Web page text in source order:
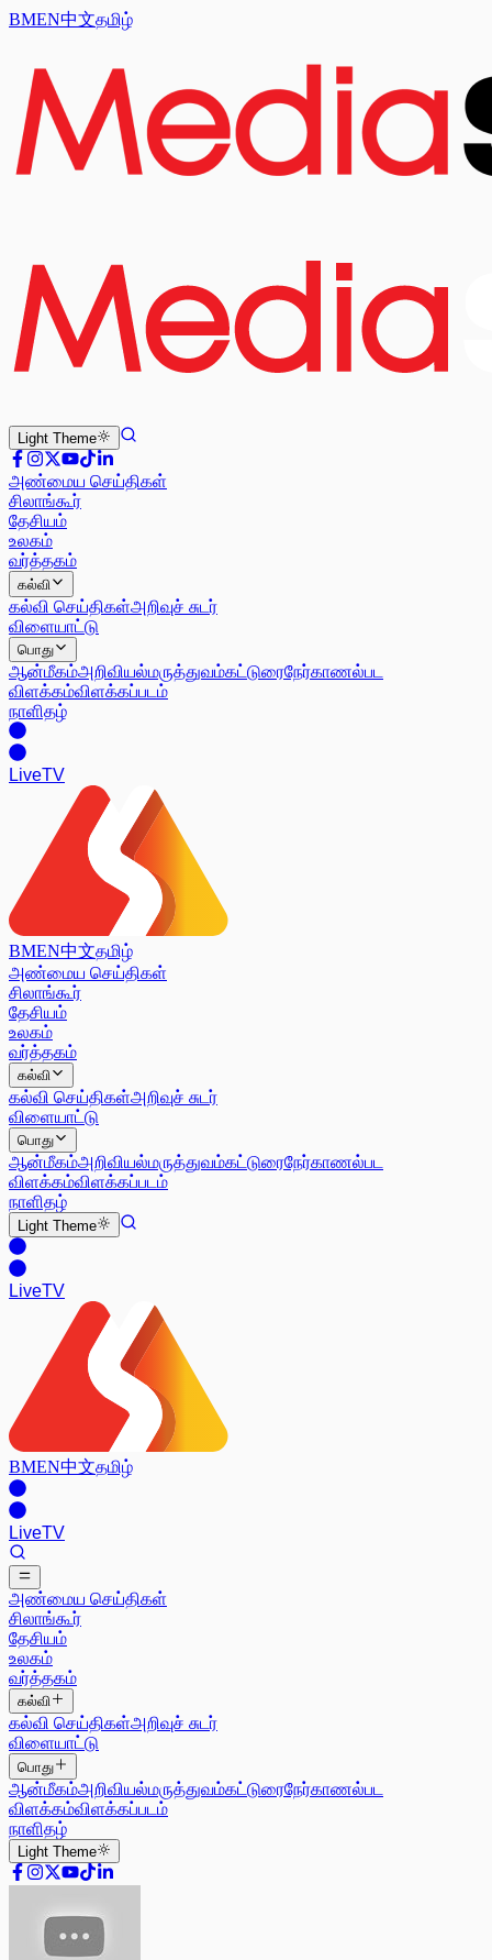
BMEN中文தமிழ்
Light Theme
அண்மைய செய்திகள்
சிலாங்கூர்
தேசியம்
உலகம்
வர்த்தகம்
கல்வி
கல்வி செய்திகள்அறிவுச் சுடர்
விளையாட்டு
பொது
ஆன்மீகம்அறிவியல்மருத்துவம்கட்டுரைநேர்காணல்பட
விளக்கம்விளக்கப்படம்
நாளிதழ்
LiveTV
BMEN中文தமிழ்
அண்மைய செய்திகள்
சிலாங்கூர்
தேசியம்
உலகம்
வர்த்தகம்
கல்வி
கல்வி செய்திகள்அறிவுச் சுடர்
விளையாட்டு
பொது
ஆன்மீகம்அறிவியல்மருத்துவம்கட்டுரைநேர்காணல்பட
விளக்கம்விளக்கப்படம்
நாளிதழ்
Light Theme
LiveTV
BMEN中文தமிழ்
LiveTV
அண்மைய செய்திகள்
சிலாங்கூர்
தேசியம்
உலகம்
வர்த்தகம்
கல்வி
கல்வி செய்திகள்அறிவுச் சுடர்
விளையாட்டு
பொது
ஆன்மீகம்அறிவியல்மருத்துவம்கட்டுரைநேர்காணல்பட
விளக்கம்விளக்கப்படம்
நாளிதழ்
Light Theme